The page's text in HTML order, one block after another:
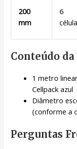
200
mm
6
Conteúdo
1 metro
Cellpack azul
Diâmetro
(conforme a
Perguntas